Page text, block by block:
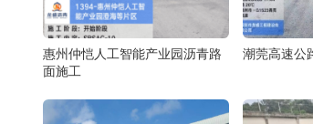
惠州仲恺人工智能产业园沥青路
面施工
潮莞高速公